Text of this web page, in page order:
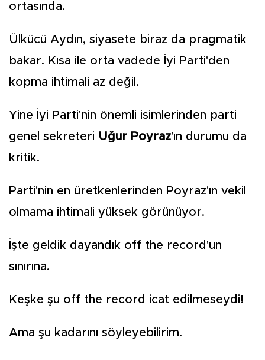
ortasında.
Ülkücü Aydın, siyasete biraz da pragmatik
bakar. Kısa ile orta vadede İyi Parti'den
kopma ihtimali az değil.
Yine İyi Parti'nin önemli isimlerinden parti
genel sekreteri Uğur Poyraz'ın durumu da
kritik.
Parti'nin en üretkenlerinden Poyraz'ın vekil
olmama ihtimali yüksek görünüyor.
İşte geldik dayandık off the record'un
sınırına.
Keşke şu off the record icat edilmeseydi!
Ama şu kadarını söyleyebilirim.